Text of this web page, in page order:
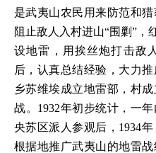
是武夷山农民用来防范和
阻止敌人入村进山“围剿”，
设地雷，用挨丝炮打击敌
后，认真总结经验，大力
乡苏维埃成立地雷部，村
战。1932年初步统计，一
央苏区派人参观后，1934
根据地推广武夷山的地雷